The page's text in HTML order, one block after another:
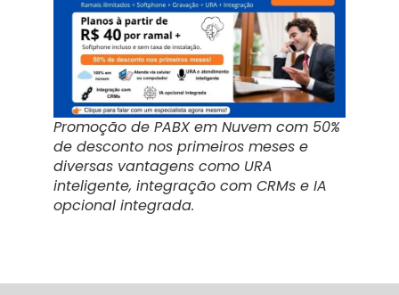
Promoção de PABX em Nuvem com 50%
de desconto nos primeiros meses e
diversas vantagens como URA
inteligente, integração com CRMs e IA
opcional integrada.